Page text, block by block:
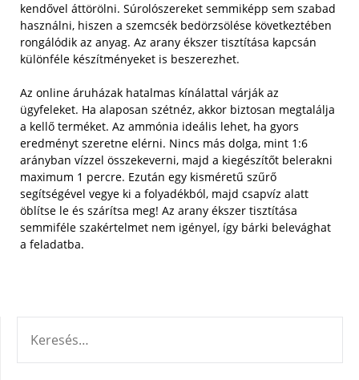
kendővel áttörölni. Súrolószereket semmiképp sem szabad
használni, hiszen a szemcsék bedörzsölése következtében
rongálódik az anyag. Az arany ékszer tisztítása kapcsán
különféle készítményeket is beszerezhet.
Az online áruházak hatalmas kínálattal várják az
ügyfeleket. Ha alaposan szétnéz, akkor biztosan megtalálja
a kellő terméket. Az ammónia ideális lehet, ha gyors
eredményt szeretne elérni. Nincs más dolga, mint 1:6
arányban vízzel összekeverni, majd a kiegészítőt belerakni
maximum 1 percre. Ezután egy kisméretű szűrő
segítségével vegye ki a folyadékból, majd csapvíz alatt
öblítse le és szárítsa meg! Az arany ékszer tisztítása
semmiféle szakértelmet nem igényel, így bárki belevághat
a feladatba.